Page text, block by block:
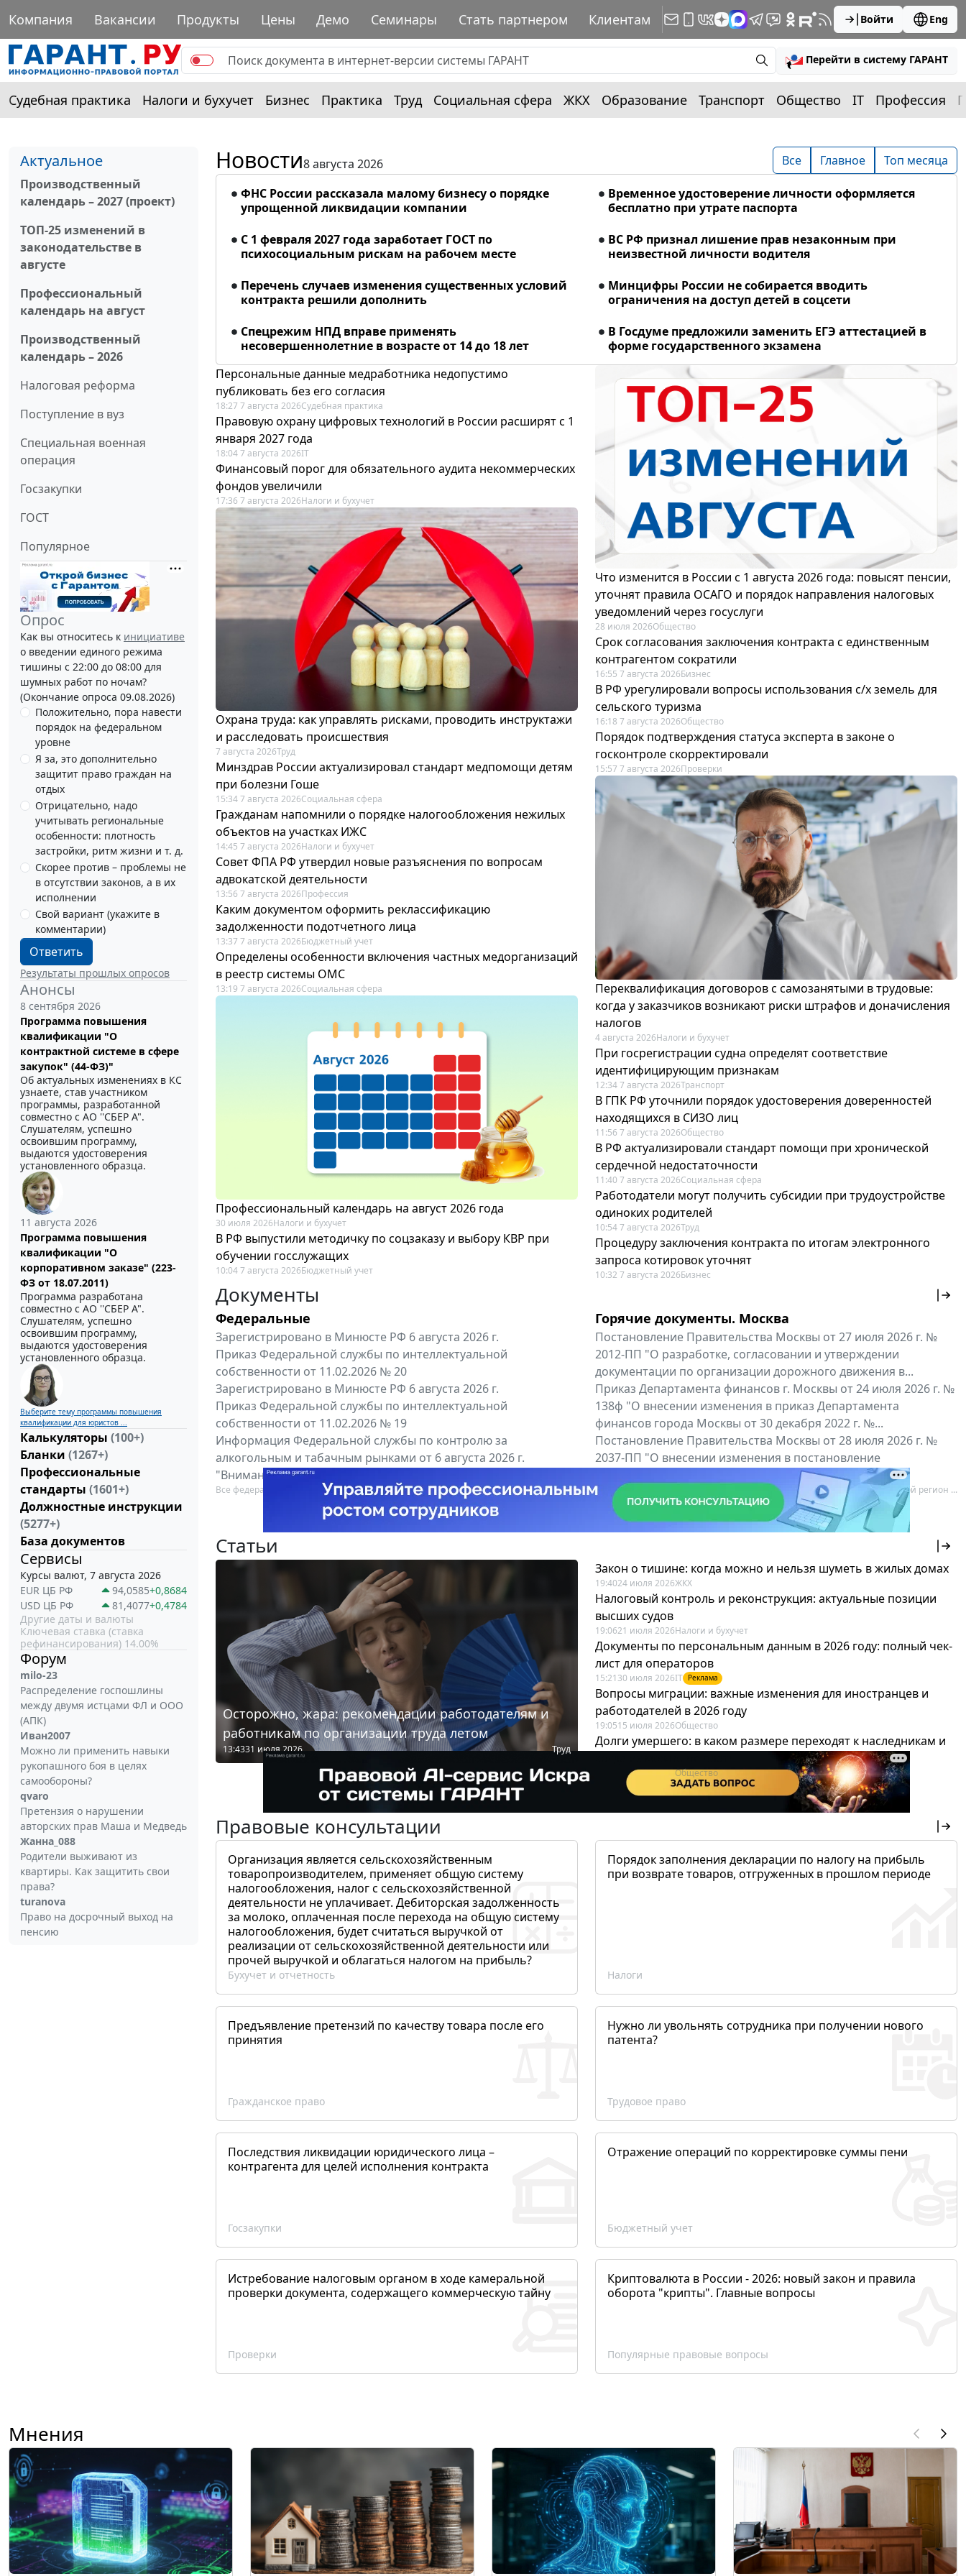
Компания Вакансии Продукты Цены Демо Семинары Стать партнером Клиентам Войти Eng
Перейти в систему ГАРАНТ
Судебная практика Налоги и бухучет Бизнес Практика Труд Социальная сфера ЖКХ Образование Транспорт Общество IT Профессия
Актуальное
Производственный
календарь – 2027 (проект)
ТОП-25 изменений в
законодательстве в
августе
Профессиональный
календарь на август
Производственный
календарь – 2026
Налоговая реформа
Поступление в вуз
Специальная военная
операция
Госзакупки
ГОСТ
Популярное
Опрос
Как вы относитесь к инициативе
о введении единого режима
тишины с 22:00 до 08:00 для
шумных работ по ночам?
(Окончание опроса 09.08.2026)
Положительно, пора навести
порядок на федеральном
уровне
Я за, это дополнительно
защитит право граждан на
отдых
Отрицательно, надо
учитывать региональные
особенности: плотность
застройки, ритм жизни и т. д.
Скорее против – проблемы не
в отсутствии законов, а в их
исполнении
Свой вариант (укажите в
комментарии)
Ответить
Результаты прошлых опросов
Анонсы
8 сентября 2026
Программа повышения
квалификации "О
контрактной системе в сфере
закупок" (44-ФЗ)"
Об актуальных изменениях в КС
узнаете, став участником
программы, разработанной
совместно с АО ''СБЕР А".
Слушателям, успешно
освоившим программу,
выдаются удостоверения
установленного образца.
11 августа 2026
Программа повышения
квалификации "О
корпоративном заказе" (223-
ФЗ от 18.07.2011)
Программа разработана
совместно с АО ''СБЕР А".
Слушателям, успешно
освоившим программу,
выдаются удостоверения
установленного образца.
Выберите тему программы повышения
квалификации для юристов ...
Калькуляторы (100+)
Бланки (1267+)
Профессиональные
стандарты (1601+)
Должностные инструкции
(5277+)
База документов
Сервисы
Курсы валют, 7 августа 2026
EUR ЦБ РФ
94,0585+0,8684
USD ЦБ РФ
81,4077+0,4784
Другие даты и валюты
Ключевая ставка (ставка
рефинансирования) 14.00%
Форум
milo-23
Распределение госпошлины
между двумя истцами ФЛ и ООО
(АПК)
Иван2007
Можно ли применить навыки
рукопашного боя в целях
самообороны?
qvaro
Претензия о нарушении
авторских прав Маша и Медведь
Жанна_088
Родители выживают из
квартиры. Как защитить свои
права?
turanova
Право на досрочный выход на
пенсию
Новости8 августа 2026 Все Главное Топ месяца
ФНС России рассказала малому бизнесу о порядке
упрощенной ликвидации компании
Временное удостоверение личности оформляется
бесплатно при утрате паспорта
С 1 февраля 2027 года заработает ГОСТ по
психосоциальным рискам на рабочем месте
ВС РФ признал лишение прав незаконным при
неизвестной личности водителя
Перечень случаев изменения существенных условий
контракта решили дополнить
Минцифры России не собирается вводить
ограничения на доступ детей в соцсети
Спецрежим НПД вправе применять
несовершеннолетние в возрасте от 14 до 18 лет
В Госдуме предложили заменить ЕГЭ аттестацией в
форме государственного экзамена
Персональные данные медработника недопустимо
публиковать без его согласия
18:27 7 августа 2026Судебная практика
Правовую охрану цифровых технологий в России расширят с 1
января 2027 года
18:04 7 августа 2026IT
Финансовый порог для обязательного аудита некоммерческих
фондов увеличили
17:36 7 августа 2026Налоги и бухучет
Охрана труда: как управлять рисками, проводить инструктажи
и расследовать происшествия
7 августа 2026Труд
Минздрав России актуализировал стандарт медпомощи детям
при болезни Гоше
15:34 7 августа 2026Социальная сфера
Гражданам напомнили о порядке налогообложения нежилых
объектов на участках ИЖС
14:45 7 августа 2026Налоги и бухучет
Совет ФПА РФ утвердил новые разъяснения по вопросам
адвокатской деятельности
13:56 7 августа 2026Профессия
Каким документом оформить реклассификацию
задолженности подотчетного лица
13:37 7 августа 2026Бюджетный учет
Определены особенности включения частных медорганизаций
в реестр системы ОМС
13:19 7 августа 2026Социальная сфера
Профессиональный календарь на август 2026 года
30 июля 2026Налоги и бухучет
В РФ выпустили методичку по соцзаказу и выбору КВР при
обучении госслужащих
10:04 7 августа 2026Бюджетный учет
Что изменится в России с 1 августа 2026 года: повысят пенсии,
уточнят правила ОСАГО и порядок направления налоговых
уведомлений через госуслуги
28 июля 2026Общество
Срок согласования заключения контракта с единственным
контрагентом сократили
16:55 7 августа 2026Бизнес
В РФ урегулировали вопросы использования с/х земель для
сельского туризма
16:18 7 августа 2026Общество
Порядок подтверждения статуса эксперта в законе о
госконтроле скорректировали
15:57 7 августа 2026Проверки
Переквалификация договоров с самозанятыми в трудовые:
когда у заказчиков возникают риски штрафов и доначисления
налогов
4 августа 2026Налоги и бухучет
При госрегистрации судна определят соответствие
идентифицирующим признакам
12:34 7 августа 2026Транспорт
В ГПК РФ уточнили порядок удостоверения доверенностей
находящихся в СИЗО лиц
11:56 7 августа 2026Общество
В РФ актуализировали стандарт помощи при хронической
сердечной недостаточности
11:40 7 августа 2026Социальная сфера
Работодатели могут получить субсидии при трудоустройстве
одиноких родителей
10:54 7 августа 2026Труд
Процедуру заключения контракта по итогам электронного
запроса котировок уточнят
10:32 7 августа 2026Бизнес
Документы
Федеральные
Зарегистрировано в Минюсте РФ 6 августа 2026 г.
Приказ Федеральной службы по интеллектуальной
собственности от 11.02.2026 № 20
Зарегистрировано в Минюсте РФ 6 августа 2026 г.
Приказ Федеральной службы по интеллектуальной
собственности от 11.02.2026 № 19
Информация Федеральной службы по контролю за
алкогольным и табачным рынками от 6 августа 2026 г.
"Вниманию производителей и импортёров алкогольной...
Все федеральные документы
Горячие документы. Москва
Постановление Правительства Москвы от 27 июля 2026 г. №
2012-ПП "О разработке, согласовании и утверждении
документации по организации дорожного движения в...
Приказ Департамента финансов г. Москвы от 24 июля 2026 г. №
138ф "О внесении изменения в приказ Департамента
финансов города Москвы от 30 декабря 2022 г. №...
Постановление Правительства Москвы от 28 июля 2026 г. №
2037-ПП "О внесении изменения в постановление
Правительства Москвы от 26 июля 2011 г. № 334-ПП"
Все региональные документы Мой регион ...
Статьи
Осторожно, жара: рекомендации работодателям и
работникам по организации труда летом
13:4331 июля 2026 Труд
Закон о тишине: когда можно и нельзя шуметь в жилых домах
19:4024 июля 2026ЖКХ
Налоговый контроль и реконструкция: актуальные позиции
высших судов
19:0621 июля 2026Налоги и бухучет
Документы по персональным данным в 2026 году: полный чек-
лист для операторов
15:21 30 июля 2026IT Реклама
Вопросы миграции: важные изменения для иностранцев и
работодателей в 2026 году
19:0515 июля 2026Общество
Долги умершего: в каком размере переходят к наследникам и
17 июля 2026Общество
Правовые консультации
Организация является сельскохозяйственным
товаропроизводителем, применяет общую систему
налогообложения, налог с сельскохозяйственной
деятельности не уплачивает. Дебиторская задолженность
за молоко, оплаченная после перехода на общую систему
налогообложения, будет считаться выручкой от
реализации от сельскохозяйственной деятельности или
прочей выручкой и облагаться налогом на прибыль?
Бухучет и отчетность
Порядок заполнения декларации по налогу на прибыль
при возврате товаров, отгруженных в прошлом периоде
Налоги
Предъявление претензий по качеству товара после его
принятия
Гражданское право
Нужно ли увольнять сотрудника при получении нового
патента?
Трудовое право
Последствия ликвидации юридического лица –
контрагента для целей исполнения контракта
Госзакупки
Отражение операций по корректировке суммы пени
Бюджетный учет
Истребование налоговым органом в ходе камеральной
проверки документа, содержащего коммерческую тайну
Проверки
Криптовалюта в России - 2026: новый закон и правила
оборота "крипты". Главные вопросы
Популярные правовые вопросы
Мнения